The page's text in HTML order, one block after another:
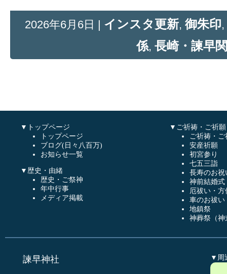
2026年6月6日 | インスタ更新, 御朱印,
係, 長崎・諫早
▼トップページ
トップページ
ブログ(日々八百万)
お知らせ一覧
▼歴史・由緒
歴史・ご祭神
年中行事
メディア掲載
▼ご祈祷・ご祈願
ご祈祷・
安産祈願
初宮参り
七五三詣
長寿のお祝
神前結婚式
厄祓い・方
車のお祓い
地鎮祭
神葬祭（神
諫早神社 ▼周